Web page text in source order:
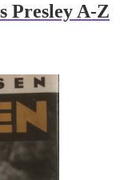
Presley A-Z